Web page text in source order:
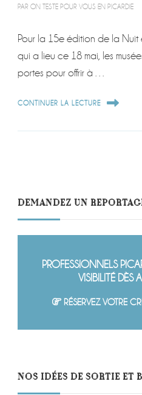
PAR ON TESTE POUR VOUS EN PICARDIE
Pour la 15e édition de la Nuit
qui a lieu ce 18 mai, les
portes pour offrir à …
CONTINUER LA LECTURE
DEMANDEZ UN
PROFESSIONNELS
VISIBILITÉ DÈS
RÉSERVEZ VOTRE
NOS IDÉES DE SORTIE ET